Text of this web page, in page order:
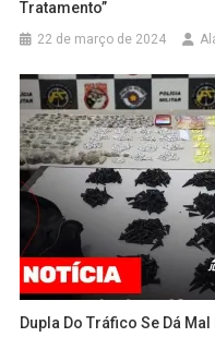
Tratamento”
22 de março de 2024
Dupla Do Tráfico Se Dá